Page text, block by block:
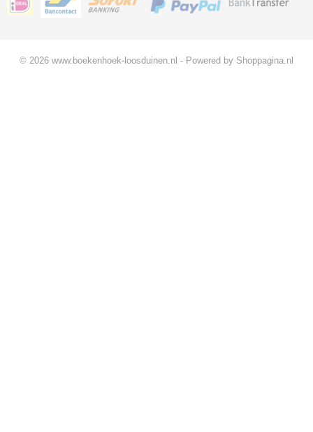
© 2026 www.boekenhoek-loosduinen.nl - Powered by Shoppagina.nl